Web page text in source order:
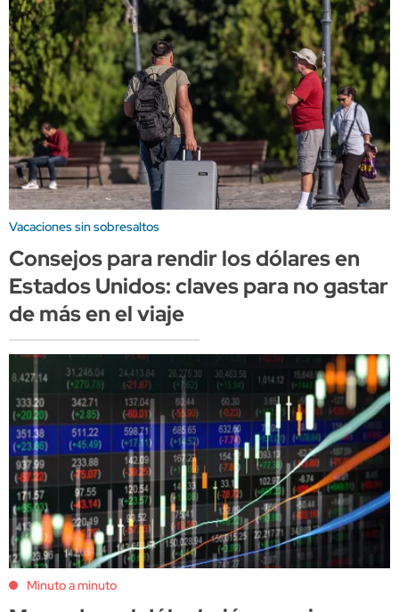
Vacaciones sin sobresaltos
Consejos para rendir los dólares en
Estados Unidos: claves para no gastar
de más en el viaje
Minuto a minuto